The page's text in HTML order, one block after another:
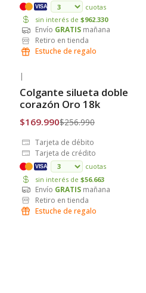
VISA
cuotas
sin interés de $962.330
Envío GRATIS mañana
Retiro en tienda
Estuche de regalo
Envío Gratis
|
Colgante silueta doble
corazón Oro 18k
$169.990$256.990
Tarjeta de débito
Tarjeta de crédito
VISA
cuotas
sin interés de $56.663
Envío GRATIS mañana
Retiro en tienda
Estuche de regalo